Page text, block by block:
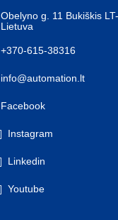
Obelyno g. 11 Bukiškis
Lietuva
+370-615-38316
info@automation.lt
Facebook
Instagram
Linkedin
Youtube